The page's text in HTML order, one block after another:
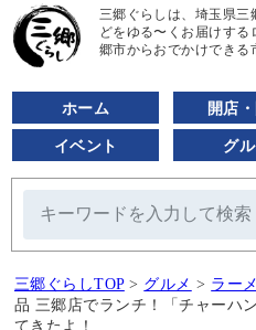
三郷ぐらしは、埼玉県三
どをゆる〜くお届けす
郷市からおでかけできる
ホーム 開店
イベント グル
三郷ぐらしTOP > グルメ > ラー
品 三郷店でランチ！「チャーハ
てきたよ！